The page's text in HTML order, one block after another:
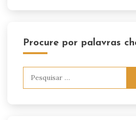
Procure por palavras